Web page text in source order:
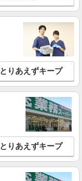
とりあえずキープ
とりあえずキープ